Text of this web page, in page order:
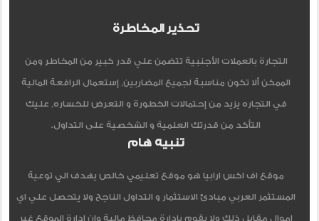
تحذير المخاطرة
التجارة بالعملات الأجنبية تتضمن علي قدر كبير من المخاطر ومن
الممكن ألا تكون مناسبة لجميع المضاربين, إستعمال الرافعة المالية
في التجاره يزيد من إحتمالات الخطورة و التعرض للخساره, عليك
التأكد من قدرتك العلمية و الشخصية على التداول.
تنبيه هام
موقع اف اكس ارابيا هو موقع تعليمي خالص يهدف الي توعية
المستثمر العربي مبادئ الاستثمار و التداول الناجح ولا يتحصل علي اي
اموال مقابل ذلك ولا يقوم بادارة محافظ مالية وان ادارة الموقع غير